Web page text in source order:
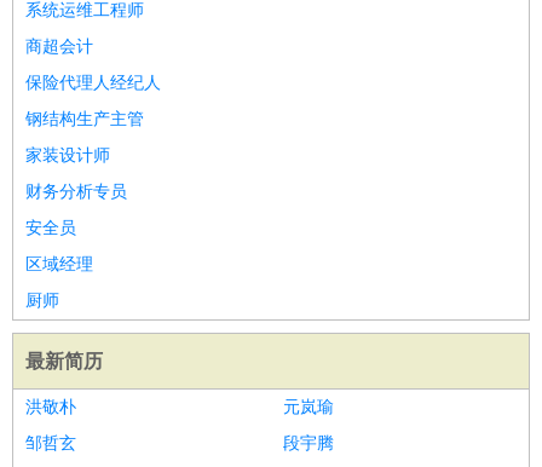
系统运维工程师
商超会计
保险代理人经纪人
钢结构生产主管
家装设计师
财务分析专员
安全员
区域经理
厨师
最新简历
洪敬朴
元岚瑜
邹哲玄
段宇腾